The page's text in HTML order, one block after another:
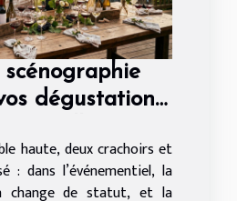
dégustations
haute, deux crachoirs et
: dans l’événementiel, la
change de statut, et la